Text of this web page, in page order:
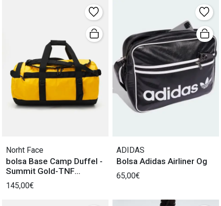
Norht Face
bolsa Base Camp Duffel -
Summit Gold-TNF
Impermeable
145,00€
ADIDAS
Bolsa Adidas Airliner Og
65,00€